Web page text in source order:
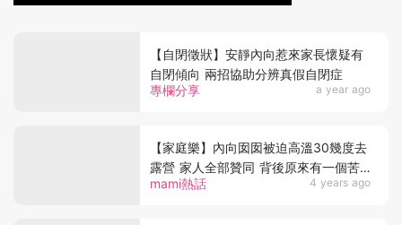
專欄分享 a year ago
【自閉徵狀】安靜內向惹來家長懷疑有
自閉傾向 兩招協助分辨真假自閉症
mami熱話 4 years ago
【家庭樂】內向囡囡被迫高溫30幾度去
露營 家人全部贊同 背後原來有一個苦
衷